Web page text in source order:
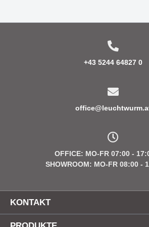
+43 5244 64827 0
OFFICE: MO-FR 07:00 -
SHOWROOM: MO-FR 08:00 -
KONTAKT